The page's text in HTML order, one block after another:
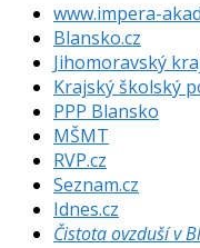
www.impera-
Blansko.cz
Jihomoravský
Krajský školský
PPP Blansko
MŠMT
RVP.cz
Seznam.cz
Idnes.cz
Čistota ovzduší v